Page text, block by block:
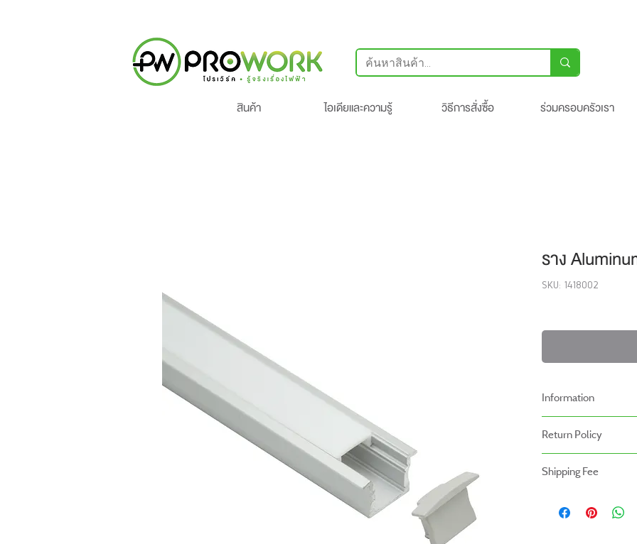
สินค้า ไอเดียและความรู้ วิธีการสั่งซื้อ ร่วมครอบครัวเรา
ราง
SKU: 1418002
Information
Return Policy
- สินค้าสามารถคืนได้ภาย
- ค่าขนส่งจะไม่สามารถคืน
Shipping Fee